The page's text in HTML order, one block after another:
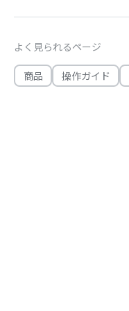
よく見られるページ
商品 操作ガイド